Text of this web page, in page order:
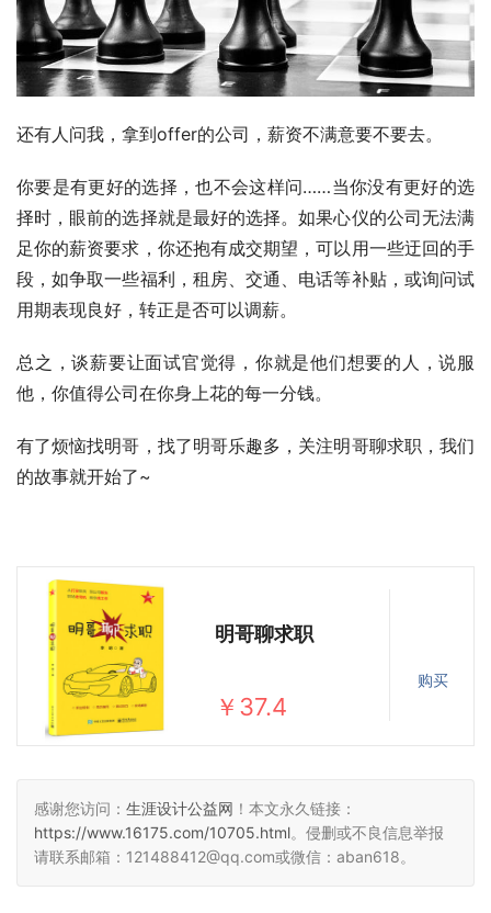
还有人问我，拿到offer的公司，薪资不满意要不要去。
你要是有更好的选择，也不会这样问……当你没有更好的选
择时，眼前的选择就是最好的选择。如果心仪的公司无法满
足你的薪资要求，你还抱有成交期望，可以用一些迂回的手
段，如争取一些福利，租房、交通、电话等补贴，或询问试
用期表现良好，转正是否可以调薪。
总之，谈薪要让面试官觉得，你就是他们想要的人，说服
他，你值得公司在你身上花的每一分钱。
有了烦恼找明哥，找了明哥乐趣多，关注明哥聊求职，我们
的故事就开始了~
明哥聊求职
￥37.4
购买
感谢您访问： 生涯设计公益网 ！本文永久链接：
https://www.16175.com/10705.html。侵删或不良信息举报
请联系邮箱：121488412@qq.com或微信：aban618。